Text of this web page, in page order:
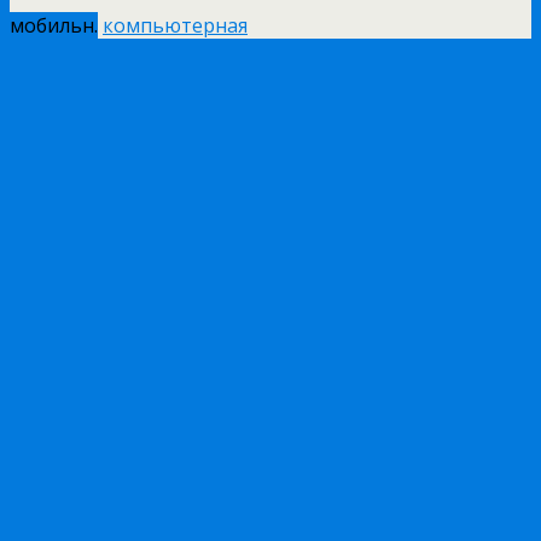
мобильн. компьютерная